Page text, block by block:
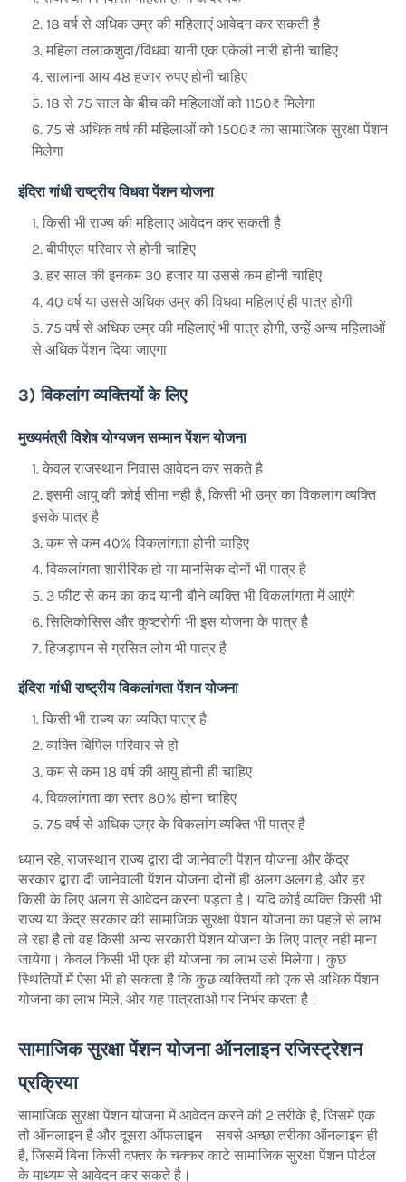
18 वर्ष से अधिक उम्र की महिलाएं आवेदन कर सकती है
महिला तलाकशुदा/विधवा यानी एक एकेली नारी होनी चाहिए
सालाना आय 48 हजार रुपए होनी चाहिए
18 से 75 साल के बीच की महिलाओं को 1150₹ मिलेगा
75 से अधिक वर्ष की महिलाओं को 1500₹ का सामाजिक सुरक्षा पेंशन
मिलेगा
इंदिरा गांधी राष्ट्रीय विधवा पेंशन योजना
किसी भी राज्य की महिलाए आवेदन कर सकती है
बीपीएल परिवार से होनी चाहिए
हर साल की इनकम 30 हजार या उससे कम होनी चाहिए
40 वर्ष या उससे अधिक उम्र की विधवा महिलाएं ही पात्र होगी
75 वर्ष से अधिक उम्र की महिलाएं भी पात्र होगी, उन्हें अन्य महिलाओं
से अधिक पेंशन दिया जाएगा
3) विकलांग व्यक्तियों के लिए
मुख्यमंत्री विशेष योग्यजन सम्मान पेंशन योजना
केवल राजस्थान निवास आवेदन कर सकते है
इसमी आयु की कोई सीमा नही है, किसी भी उम्र का विकलांग व्यक्ति
इसके पात्र है
कम से कम 40% विकलांगता होनी चाहिए
विकलांगता शारीरिक हो या मानसिक दोनों भी पात्र है
3 फीट से कम का कद यानी बौने व्यक्ति भी विकलांगता में आएंगे
सिलिकोसिस और कुष्टरोगी भी इस योजना के पात्र है
हिजड़ापन से ग्रसित लोग भी पात्र है
इंदिरा गांधी राष्ट्रीय विकलांगता पेंशन योजना
किसी भी राज्य का व्यक्ति पात्र है
व्यक्ति बिपिल परिवार से हो
कम से कम 18 वर्ष की आयु होनी ही चाहिए
विकलांगता का स्तर 80% होना चाहिए
75 वर्ष से अधिक उम्र के विकलांग व्यक्ति भी पात्र है
ध्यान रहे, राजस्थान राज्य द्वारा दी जानेवाली पेंशन योजना और केंद्र
सरकार द्वारा दी जानेवाली पेंशन योजना दोनों ही अलग अलग है, और हर
किसी के लिए अलग से आवेदन करना पड़ता है। यदि कोई व्यक्ति किसी भी
राज्य या केंद्र सरकार की सामाजिक सुरक्षा पेंशन योजना का पहले से लाभ
ले रहा है तो वह किसी अन्य सरकारी पेंशन योजना के लिए पात्र नही माना
जायेगा। केवल किसी भी एक ही योजना का लाभ उसे मिलेगा। कुछ
स्थितियों में ऐसा भी हो सकता है कि कुछ व्यक्तियों को एक से अधिक पेंशन
योजना का लाभ मिले, ओर यह पात्रताओं पर निर्भर करता है।
सामाजिक सुरक्षा पेंशन योजना ऑनलाइन रजिस्ट्रेशन
प्रक्रिया
सामाजिक सुरक्षा पेंशन योजना में आवेदन करने की 2 तरीके है, जिसमें एक
तो ऑनलाइन है और दूसरा ऑफलाइन। सबसे अच्छा तरीका ऑनलाइन ही
है, जिसमें बिना किसी दफ्तर के चक्कर काटे सामाजिक सुरक्षा पेंशन पोर्टल
के माध्यम से आवेदन कर सकते है।